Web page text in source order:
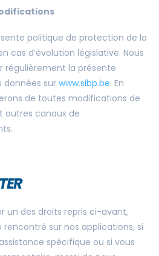
politique de protection de la
cas d’évolution législative. Nous
régulièrement la présente
données sur www.sibp.be. En
de toutes modifications de
autres canaux de
un des droits repris ci-avant,
sur nos applications, si
spécifique ou si vous